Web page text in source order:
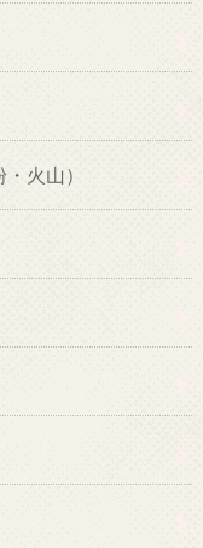
火山）